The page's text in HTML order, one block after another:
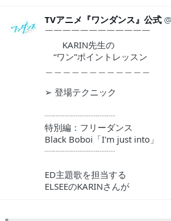
TVアニメ『ワンダンス』公式
￣￣￣￣￣￣￣￣￣￣￣￣
KARIN先生の
“ワン”ポイントレッスン
➢ 登場テクニック
┈┈┈┈┈┈┈┈
特別編：フリーダンス
Black Boboi「I'm just into」
┈┈┈┈┈┈┈┈
ED主題歌を担当する
ELSEEのKARINさんが